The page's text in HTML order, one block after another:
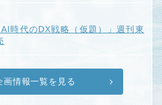
時代のDX戦略（仮題）」週刊東
画情報一覧を見る